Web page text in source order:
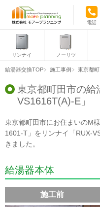
電話
リンナイ ノーリツ
給湯器交換TOP 施工事例 東京都
東京都町田市の給
VS1616T(A)-E」
東京都町田市にお住まいのM
1601-T」をリンナイ「RUX-
きました。
給湯器本体
施工前